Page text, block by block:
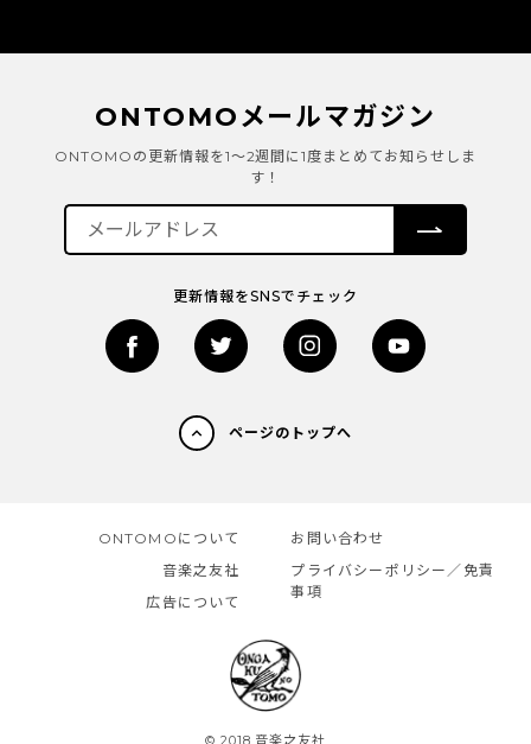
ONTOMOメールマガジン
ONTOMOの更新情報を1～2週間に1度まとめてお知らせしま
す！
更新情報をSNSでチェック
ページのトップへ
ONTOMOについて
音楽之友社
広告について
お問い合わせ
プライバシーポリシー／免責
事項